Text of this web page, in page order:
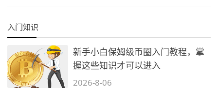
入门知识
新手小白保姆级币圈入门教程，掌
握这些知识才可以进入
2026-8-06